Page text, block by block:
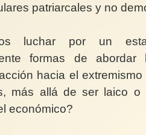
patriarcales y no
luchar por un
formas de
hacia el
más allá de ser laico
económico?